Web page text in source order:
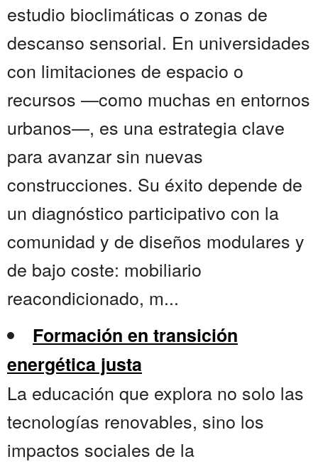
estudio bioclimáticas o zonas de
descanso sensorial. En universidades
con limitaciones de espacio o
recursos —como muchas en entornos
urbanos—, es una estrategia clave
para avanzar sin nuevas
construcciones. Su éxito depende de
un diagnóstico participativo con la
comunidad y de diseños modulares y
de bajo coste: mobiliario
reacondicionado, m...
Formación en transición
energética justa
La educación que explora no solo las
tecnologías renovables, sino los
impactos sociales de la